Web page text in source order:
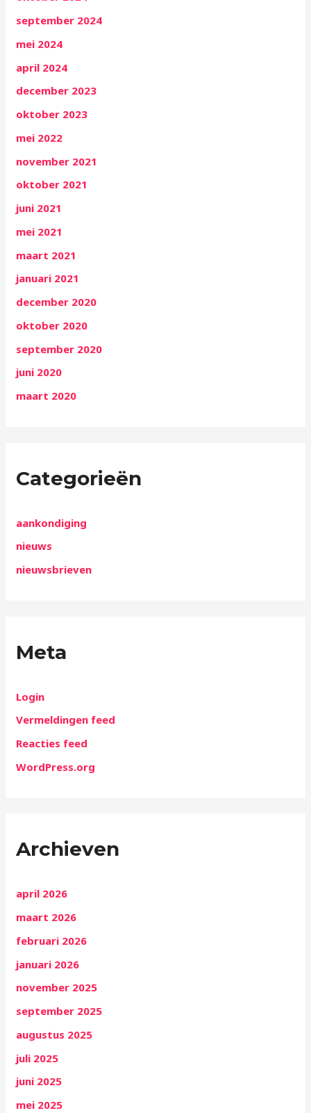
september 2024
mei 2024
april 2024
december 2023
oktober 2023
mei 2022
november 2021
oktober 2021
juni 2021
mei 2021
maart 2021
januari 2021
december 2020
oktober 2020
september 2020
juni 2020
maart 2020
Categorieën
aankondiging
nieuws
nieuwsbrieven
Meta
Login
Vermeldingen feed
Reacties feed
WordPress.org
Archieven
april 2026
maart 2026
februari 2026
januari 2026
november 2025
september 2025
augustus 2025
juli 2025
juni 2025
mei 2025